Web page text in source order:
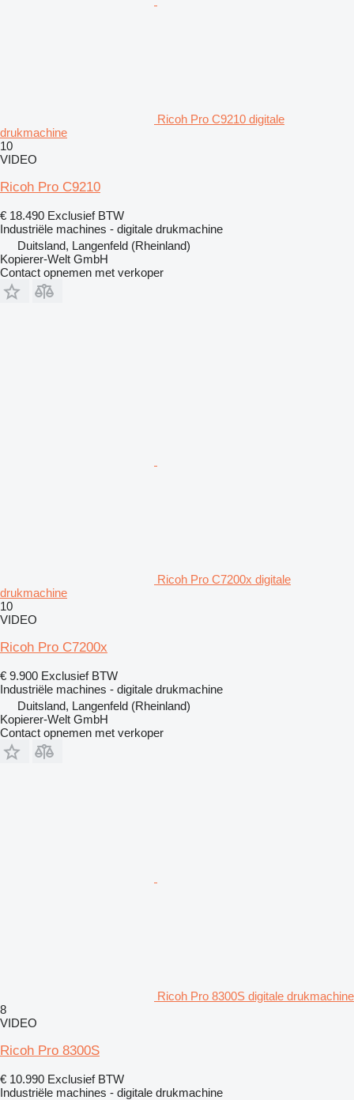
Ricoh Pro C9210 digitale
drukmachine
10
VIDEO
Ricoh Pro C9210
€ 18.490 Exclusief BTW
Industriële machines - digitale drukmachine
Duitsland, Langenfeld (Rheinland)
Kopierer-Welt GmbH
Contact opnemen met verkoper
Ricoh Pro C7200x digitale
drukmachine
10
VIDEO
Ricoh Pro C7200x
€ 9.900 Exclusief BTW
Industriële machines - digitale drukmachine
Duitsland, Langenfeld (Rheinland)
Kopierer-Welt GmbH
Contact opnemen met verkoper
Ricoh Pro 8300S digitale drukmachine
8
VIDEO
Ricoh Pro 8300S
€ 10.990 Exclusief BTW
Industriële machines - digitale drukmachine